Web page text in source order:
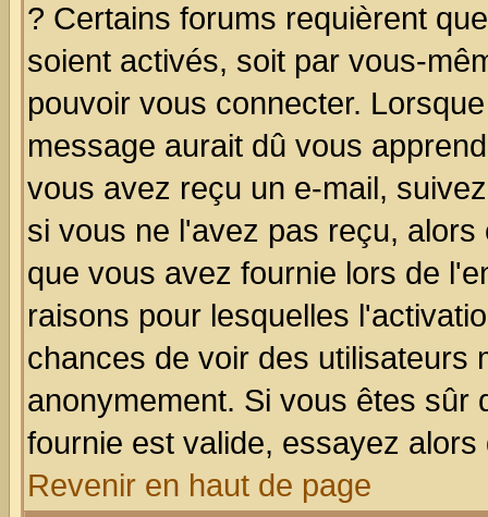
? Certains forums requièrent
soient activés, soit par vous-
pouvoir vous connecter.
message aurait dû vous
vous avez reçu un e-mail,
si vous ne l'avez pas reçu,
que vous avez fournie lors de
raisons pour lesquelles
chances de voir des utilisateurs
anonymement. Si vous êtes sûr
fournie est valide, essayez
Revenir en haut de page